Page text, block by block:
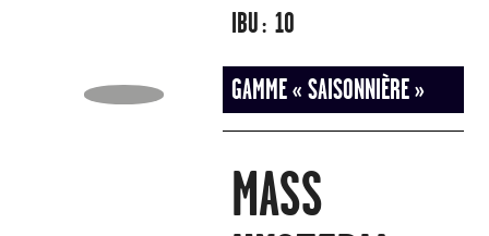
IBU : 10
GAMME « SAISONNIÈRE »
MASS